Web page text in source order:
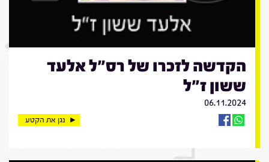
הקדשה לזכרו של רס"ל אלעד
ששון ז"ל
06.11.2024
נגן את הקטע